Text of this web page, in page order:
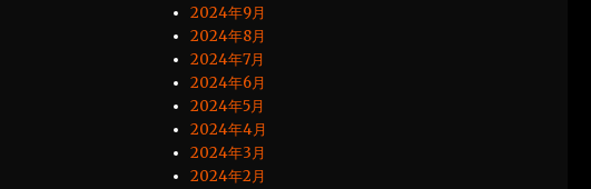
2024年9月
2024年8月
2024年7月
2024年6月
2024年5月
2024年4月
2024年3月
2024年2月